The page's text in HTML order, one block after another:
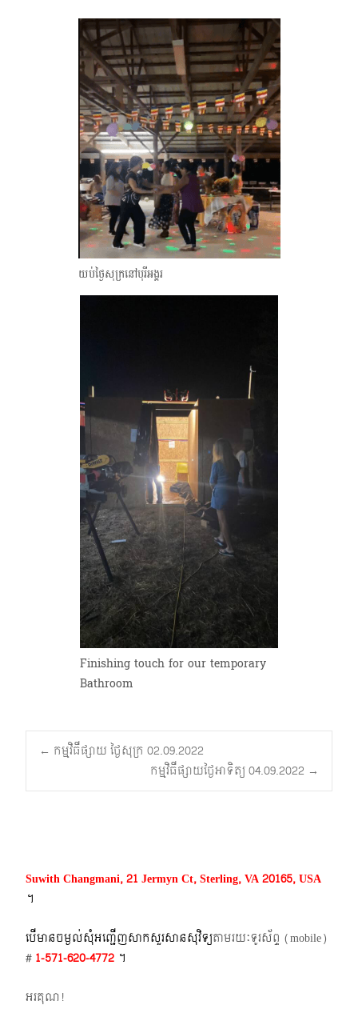
យប់ថ្ងៃសុក្រនៅបុរីអង្គរ
Finishing touch for our temporary
Bathroom
Post
navigation
← កម្មវិធីផ្សាយ ថ្ងៃសុក្រ 02.09.2022
កម្មវិធីផ្សាយថ្ងៃអាទិត្យ 04.09.2022 →
Suwith Changmani, 21 Jermyn Ct, Sterling, VA 20165, USA
។​
បើមានចម្ងល់​សុំអញ្ជើញសាកសួរសានសុវិទ្យតាមរយៈទូរស័ព្ទ​ (mobile)​
# 1-571-620-4772​ ។
អរគុណ!